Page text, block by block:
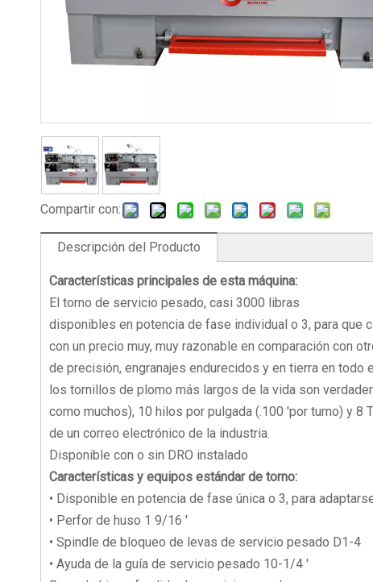
Compartir con:
Descripción del Producto
Características principales de esta máquina:
El torno de servicio pesado, casi 3000 libras
disponibles en potencia de fase individual o 3, para que
con un precio muy, muy razonable en comparación con
de precisión, engranajes endurecidos y en tierra en todo
los tornillos de plomo más largos de la vida son
como muchos), 10 hilos por pulgada (.100 'por turno) y 8
de un correo electrónico de la industria.
Disponible con o sin DRO instalado
Características y equipos estándar de torno:
• Disponible en potencia de fase única o 3, para
• Perfor de huso 1 9/16 '
• Spindle de bloqueo de levas de servicio pesado D1-4
• Ayuda de la guía de servicio pesado 10-1/4 '